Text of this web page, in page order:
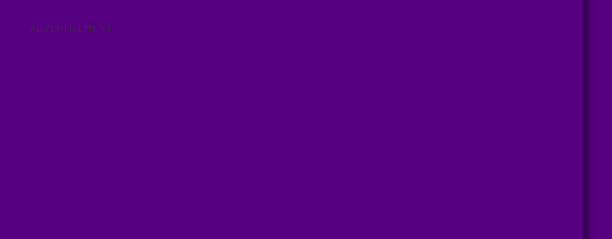
ADVERTISEMENT